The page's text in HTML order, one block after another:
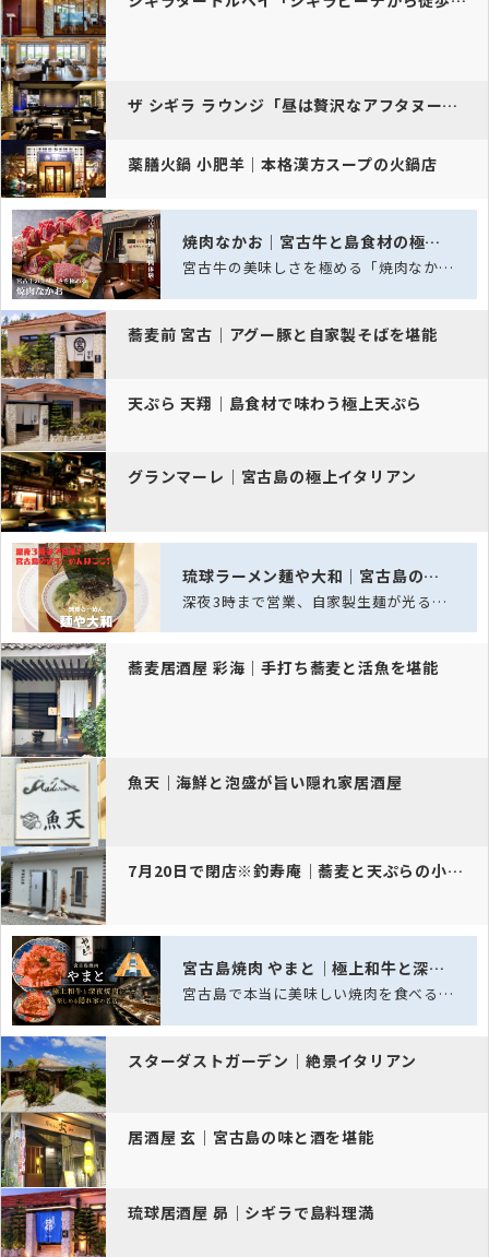
ザ シギラ ラウンジ「昼は贅沢なアフタヌーンティー、夜は大人の時間を…
薬膳火鍋 小肥羊｜本格漢方スープの火鍋店
蕎麦前 宮古｜アグー豚と自家製そばを堪能
天ぷら 天翔｜島食材で味わう極上天ぷら
グランマーレ｜宮古島の極上イタリアン
蕎麦居酒屋 彩海｜手打ち蕎麦と活魚を堪能
魚天｜海鮮と泡盛が旨い隠れ家居酒屋
7月20日で閉店※釣寿庵｜蕎麦と天ぷらの小さな名店
スターダストガーデン｜絶景イタリアン
居酒屋 玄｜宮古島の味と酒を堪能
琉球居酒屋 昴｜シギラで島料理満
焼肉なかお｜宮古牛と島食材の極上焼肉
宮古牛の美味しさを極める「焼肉なかお」──五感を満たす、島の極上焼肉体験
琉球ラーメン麺や大和｜宮古島の深夜ラーメン酒場
深夜3時まで営業、自家製生麺が光る宮古島の夜ラーメン酒場
宮古島焼肉 やまと｜極上和牛と深夜焼肉を楽しめる隠れ家の名店
宮古島で本当に美味しい焼肉を食べるなら「宮古島焼肉 やまと」。美しいサシが入った…